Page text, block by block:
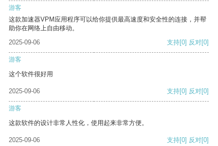
游客
这款加速器VPM应用程序可以给你提供最高速度和安全性的连接，并帮
助你在网络上自由移动。
2025-09-06
支持[0] 反对[0]
游客
这个软件很好用
2025-09-06 支持[0] 反对[0]
游客
这款软件的设计非常人性化，使用起来非常方便。
2025-09-06 支持[0] 反对[0]